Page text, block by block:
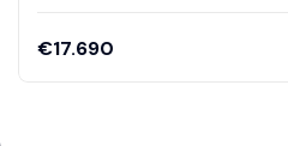
€17.690